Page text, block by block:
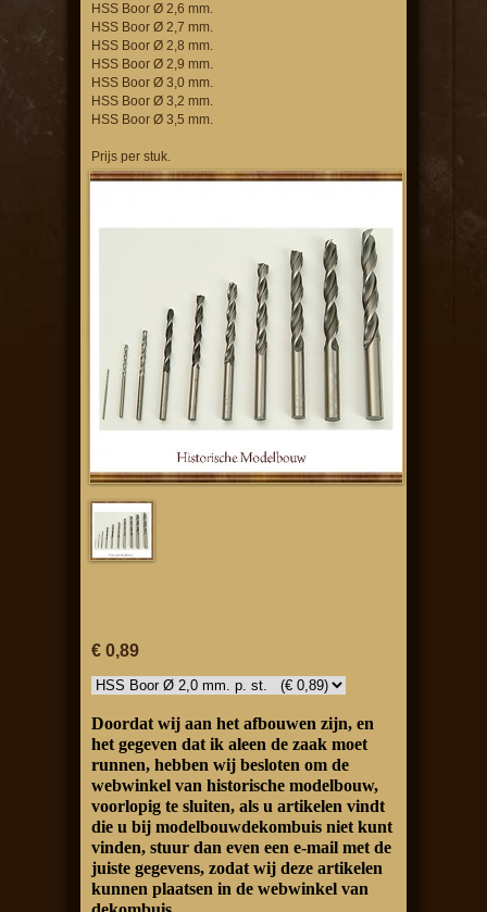
HSS Boor Ø 2,6 mm.
HSS Boor Ø 2,7 mm.
HSS Boor Ø 2,8 mm.
HSS Boor Ø 2,9 mm.
HSS Boor Ø 3,0 mm.
HSS Boor Ø 3,2 mm.
HSS Boor Ø 3,5 mm.
Prijs per stuk.
€ 0,89
Doordat wij aan het afbouwen zijn, en
het gegeven dat ik aleen de zaak moet
runnen, hebben wij besloten om de
webwinkel van historische modelbouw,
voorlopig te sluiten, als u artikelen vindt
die u bij modelbouwdekombuis niet kunt
vinden, stuur dan even een e-mail met de
juiste gegevens, zodat wij deze artikelen
kunnen plaatsen in de webwinkel van